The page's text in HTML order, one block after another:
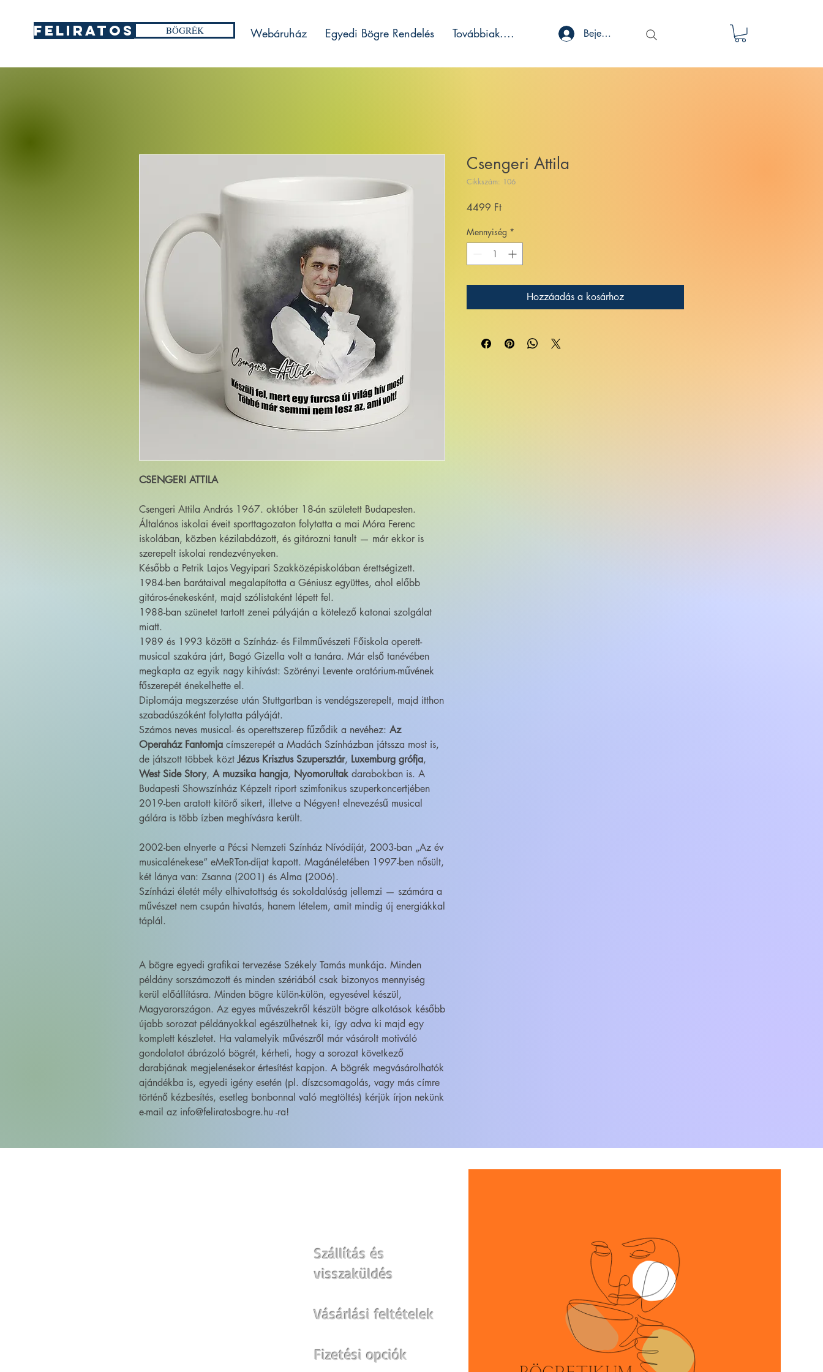
FELIRATOS BÖGRÉK Webáruház Egyedi Bögre Rendelés Továbbiak.... Bejelentkezés
CSENGERI ATTILA
Csengeri Attila András 1967. október 18-án született Budapesten.
Általános iskolai éveit sporttagozaton folytatta a mai Móra Ferenc
iskolában, közben kézilabdázott, és gitározni tanult — már ekkor is
szerepelt iskolai rendezvényeken.
Később a Petrik Lajos Vegyipari Szakközépiskolában érettségizett.
1984-ben barátaival megalapította a Géniusz együttes, ahol előbb
gitáros-énekesként, majd szólistaként lépett fel.
1988-ban szünetet tartott zenei pályáján a kötelező katonai szolgálat
miatt.
1989 és 1993 között a Színház- és Filmművészeti Főiskola operett-
musical szakára járt, Bagó Gizella volt a tanára. Már első tanévében
megkapta az egyik nagy kihívást: Szörényi Levente oratórium-művének
főszerepét énekelhette el.
Diplomája megszerzése után Stuttgartban is vendégszerepelt, majd itthon
szabadúszóként folytatta pályáját.
Számos neves musical- és operettszerep fűződik a nevéhez: Az
Operaház Fantomja címszerepét a Madách Színházban játssza most is,
de játszott többek köztJézus Krisztus Szupersztár, Luxemburg grófja,
West Side Story, A muzsika hangja, Nyomorultakdarabokban is. A
Budapesti Showszínház Képzelt riport szimfonikus szuperkoncertjében
2019-ben aratott kitörő sikert, illetve a Négyen! elnevezésű musical
gálára is több ízben meghívásra került.
2002-ben elnyerte a Pécsi Nemzeti Színház Nívódíját, 2003-ban „Az év
musicalénekese” eMeRTon-díjat kapott. Magánéletében 1997-ben nősült,
két lánya van: Zsanna (2001) és Alma (2006).
Színházi életét mély elhivatottság és sokoldalúság jellemzi — számára a
művészet nem csupán hivatás, hanem lételem, amit mindig új energiákkal
táplál.
A bögre egyedi grafikai tervezése Székely Tamás munkája. Minden
példány sorszámozott és minden szériából csak bizonyos mennyiség
kerül előállításra. Minden bögre külön-külön, egyesével készül,
Magyarországon. Az egyes művészekről készült bögre alkotások később
újabb sorozat példányokkal egészülhetnek ki, így adva ki majd egy
komplett készletet. Ha valamelyik művészről már vásárolt motiváló
gondolatot ábrázoló bögrét, kérheti, hogy a sorozat következő
darabjának megjelenésekor értesítést kapjon. A bögrék megvásárolhatók
ajándékba is, egyedi igény esetén (pl. díszcsomagolás, vagy más címre
történő kézbesítés, esetleg bonbonnal való megtöltés) kérjük írjon nekünk
e-mail az info@feliratosbogre.hu -ra!
Csengeri Attila
Cikkszám: 106
4499 FtÁr
Mennyiség *
Hozzáadás a kosárhoz
Szállítás és
visszaküldés
Vásárlási feltételek
Fizetési opciók